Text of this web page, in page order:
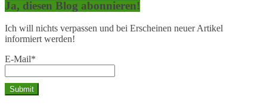
Ja, diesen Blog abonnieren!
Ich will nichts verpassen und bei Erscheinen neuer Artikel
informiert werden!
E-Mail*